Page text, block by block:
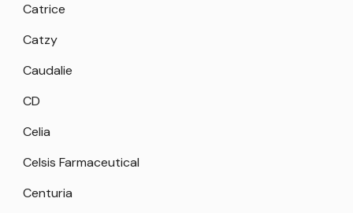
Catrice
Catzy
Caudalie
CD
Celia
Celsis Farmaceutical
Centuria